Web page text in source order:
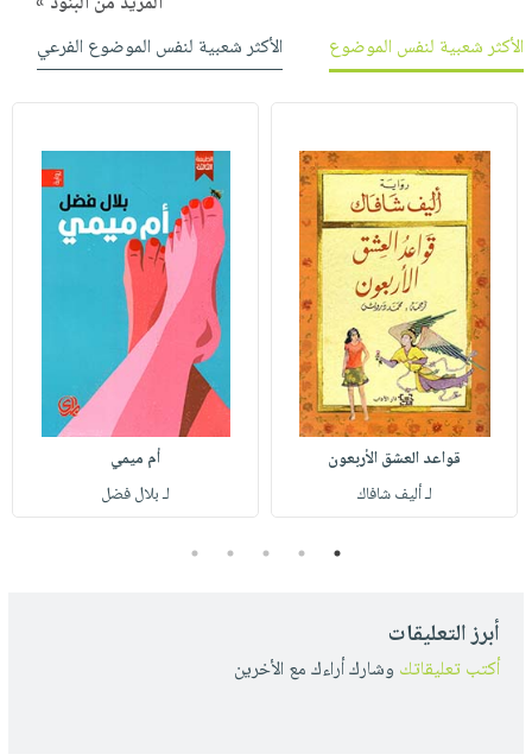
الأكثر شعبية لنفس الموضوع
الأكثر شعبية لنفس الموضوع الفرعي
قواعد العشق الأربعون
لـ أليف شافاك
أم ميمي
لـ بلال فضل
1
2
3
4
5
أبرز التعليقات
أكتب تعليقاتك وشارك أراءك مع الأخرين